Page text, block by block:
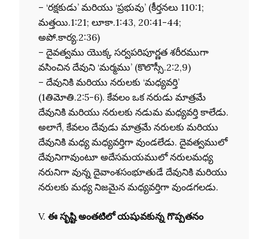
– ‘రక్షకుడు’ మరియు ‘ప్రభువు’ (కీర్తనలు 110:1;
మత్తయి.1:21; లూకా.1:43, 20:41-44;
అపో.కార్య.2:36)
– దైవత్వము యొక్క సర్వపరిపూర్ణత శరీరముగా
వసించిన దేవుని ‘మర్మము’ (కొలొస్సీ.2:2,9)
– దేవునికి మరియు నరులకు ‘మధ్యవర్తి’
(1తిమోతి.2:5-6). కేవలం ఒక నరుడు మాత్రమే
దేవునికి మరియు నరులకు నడుమ మధ్యవర్తి కాలేడు.
అలాగే, కేవలం దేవుడు మాత్రమే నరులకు మరియు
దేవునికి మధ్య మధ్యవర్తిగా వుండలేడు. దైవత్వములో
దేవునిగావుంటూ అదేసమయములో నరులమధ్య
నరునిగా వున్న దైవాంశసంభూతుడే దేవునికి మరియు
నరులకు మధ్య నిజమైన మధ్యవర్తిగా వుండగలడు.
V. ఈ సృష్టి అంతటిలో యషువకున్న గొప్పతనం